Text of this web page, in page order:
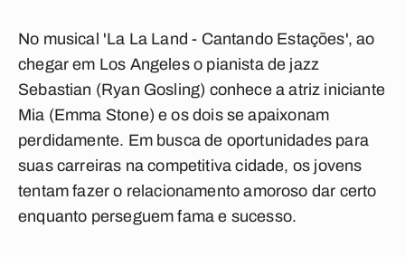
No musical 'La La Land - Cantando Estações', ao
chegar em Los Angeles o pianista de jazz
Sebastian (Ryan Gosling) conhece a atriz iniciante
Mia (Emma Stone) e os dois se apaixonam
perdidamente. Em busca de oportunidades para
suas carreiras na competitiva cidade, os jovens
tentam fazer o relacionamento amoroso dar certo
enquanto perseguem fama e sucesso.